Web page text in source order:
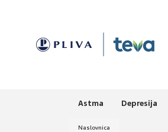
Astma Depresija
Naslovnica